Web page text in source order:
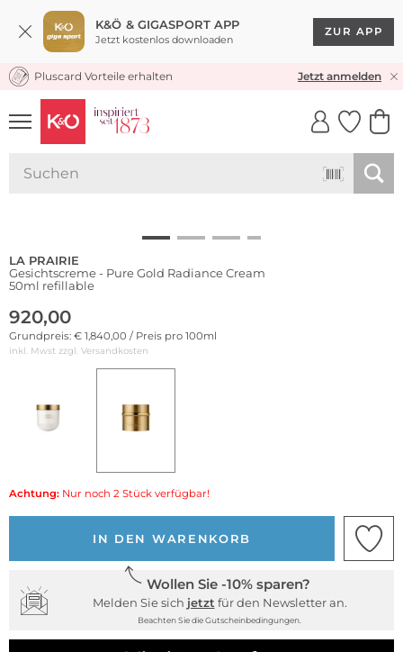
K&Ö & GIGASPORT APP
Jetzt kostenlos downloaden
ZUR APP
KOSTENLOSER VERSAND* & RÜCKVERSAND
Pluscard Vorteile erhalten Jetzt anmelden
UNSERE APP
CLICK &
LA PRAIRIE
Gesichtscreme - Pure Gold Radiance Cream
50ml refillable
920,00
Grundpreis: € 1,840,00 / Preis pro 100ml
inkl. Mwst zzgl. Versandkosten
Achtung: Nur noch 2 Stück verfügbar!
IN DEN WARENKORB
Wollen Sie -10% sparen?
Melden Sie sich jetzt für den Newsletter an.
Beachten Sie die Gutscheinbedingungen.